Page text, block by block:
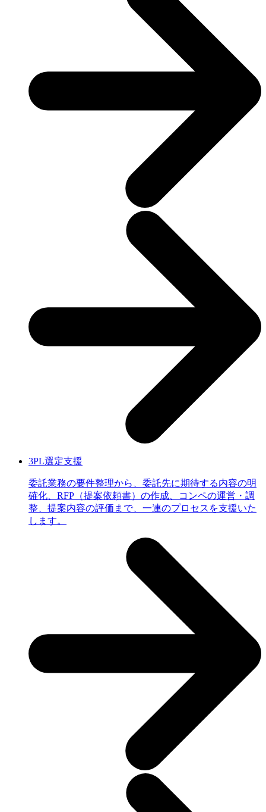
3PL選定支援
委託業務の要件整理から、委託先に期待する内容の明
確化、RFP（提案依頼書）の作成、コンペの運営・調
整、提案内容の評価まで、一連のプロセスを支援いた
します。